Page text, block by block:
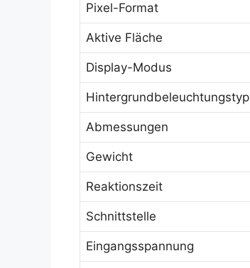
Pixel-Format
Aktive Fläche
Display-Modus
Hintergrundbeleuchtungstyp
Abmessungen
Gewicht
Reaktionszeit
Schnittstelle
Eingangsspannung